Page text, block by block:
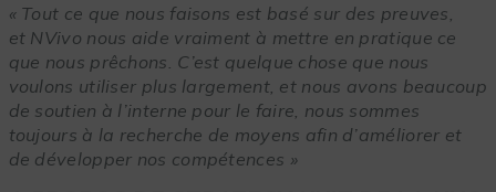
« Tout ce que nous faisons est basé sur des preuves,
et NVivo nous aide vraiment à mettre en pratique ce
que nous prêchons. C’est quelque chose que nous
voulons utiliser plus largement, et nous avons beaucoup
de soutien à l’interne pour le faire, nous sommes
toujours à la recherche de moyens afin d’améliorer et
de développer nos compétences »